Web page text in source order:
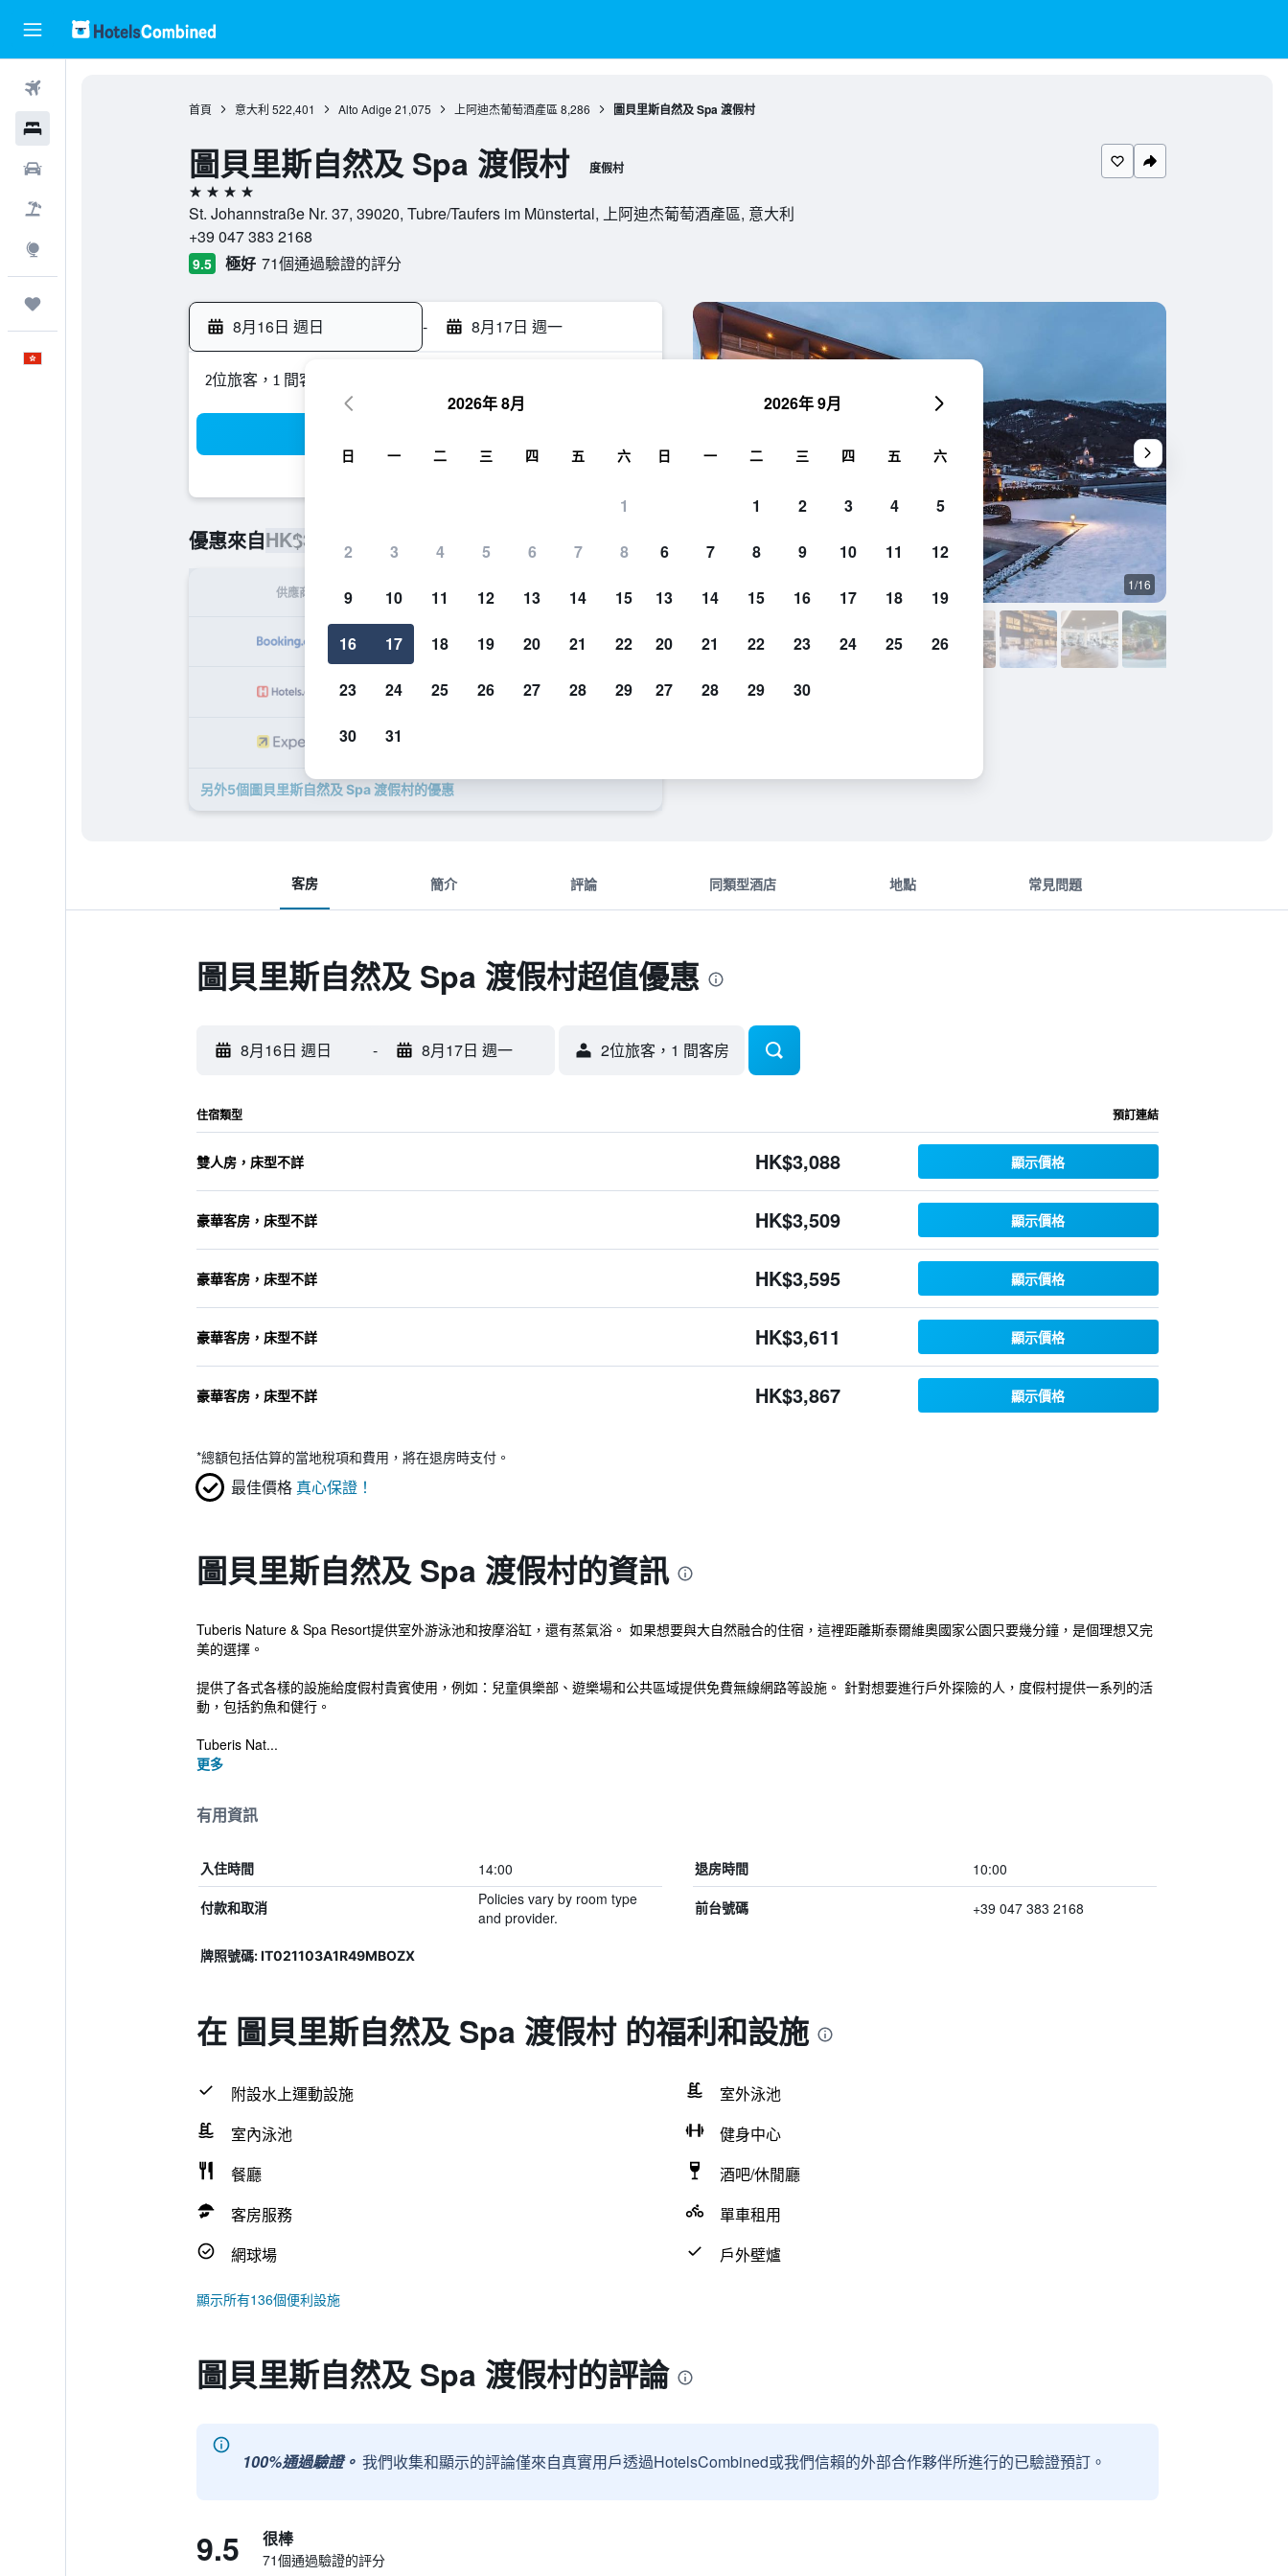
首頁 意大利 522,401 Alto Adige 21,075 上阿迪杰葡萄酒產區 8,286 圖貝里斯自然及 Spa 渡假村
圖貝里斯自然及 Spa 渡假村 度假村
4星級
St. Johannstraße Nr. 37, 39020, Tubre/Taufers im Münstertal, 上阿迪杰葡萄酒產區, 意大利
+39 047 383 2168
9.5 極好 71個通過驗證的評分
8月16日 週日 - 8月17日 週一
2位旅客，1 間客房
優惠來自HK$3,088
供應商 每晚總額
HK$3,088 查看優惠
HK$3,509 查看優惠
另外5個圖貝里斯自然及 Spa 渡假村​的優惠
1/16
圖貝里斯自然及 Spa 渡假村的照片
客房 簡介 評論 同類型酒店 地點 常見問題
圖貝里斯自然及 Spa 渡假村超值優惠
8月16日 週日 - 8月17日 週一 2位旅客，1 間客房
住宿類型 預訂連結
雙人房，床型不詳 HK$3,088 顯示價格
豪華客房，床型不詳 HK$3,509 顯示價格
豪華客房，床型不詳 HK$3,595 顯示價格
豪華客房，床型不詳 HK$3,611 顯示價格
豪華客房，床型不詳 HK$3,867 顯示價格
*總額包括估算的當地稅項和費用，將在退房時支付。
最佳價格 真心保證！
圖貝里斯自然及 Spa 渡假村的資訊
Tuberis Nature & Spa Resort提供室外游泳池和按摩浴缸，還有蒸氣浴。 如果想要與大自然融合的住宿，這裡距離斯泰爾維奧國家公園只要幾分鐘，是個理想又完
美的選擇。
提供了各式各樣的設施給度假村貴賓使用，例如：兒童俱樂部、遊樂場和公共區域提供免費無線網路等設施。 針對想要進行戶外探險的人，度假村提供一系列的活
動，包括釣魚和健行。
Tuberis Nat...
更多
有用資訊
入住時間 14:00 退房時間 10:00
付款和取消
Policies vary by room type
and provider.
前台號碼 +39 047 383 2168
牌照號碼: IT021103A1R49MBOZX
在 圖貝里斯自然及 Spa 渡假村 的福利和設施
附設水上運動設施
室外泳池
室內泳池
健身中心
餐廳
酒吧/休閒廳
客房服務
單車租用
網球場
戶外壁爐
顯示所有136個便利設施
圖貝里斯自然及 Spa 渡假村的評論
100%通過驗證。 我們收集和顯示的評論僅來自真實用戶透過HotelsCombined或我們信賴的外部合作夥伴所進行的已驗證預訂。
9.5 很棒
71個通過驗證的評分
2026年 8月
日 一 二 三 四 五 六
1
2 3 4 5 6 7 8
9 10 11 12 13 14 15
16 17 18 19 20 21 22
23 24 25 26 27 28 29
30 31
2026年 9月
日 一 二 三 四 五 六
1 2 3 4 5
6 7 8 9 10 11 12
13 14 15 16 17 18 19
20 21 22 23 24 25 26
27 28 29 30